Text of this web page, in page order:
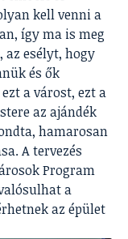
kell venni a
így ma is meg
esélyt, hogy
és ők
a várost, ezt a
az ajándék
hamarosan
A tervezés
Program
a
az épület